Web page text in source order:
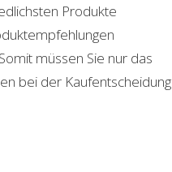
Produkte
müssen Sie nur das
bei der Kaufentscheidung